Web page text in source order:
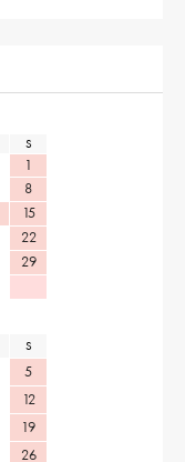
S
1
8
15
22
29
S
5
12
19
26